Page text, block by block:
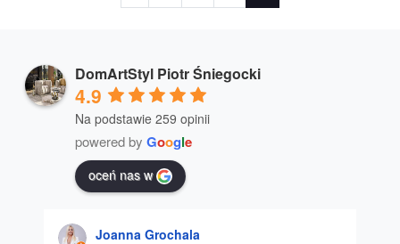
Page
DomArtStyl Piotr Śniegocki
4.9
Na podstawie 259 opinii
powered by Google
oceń nas w
Joanna Grochala